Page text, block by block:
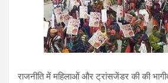
राजनीति में महिलाओं और ट्रांसजेंडर की की